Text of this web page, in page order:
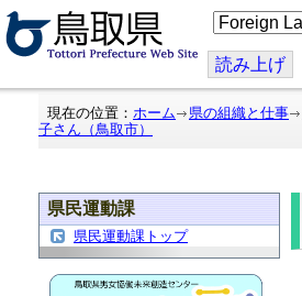
こ
の
ジ
を
翻
読み上げ
現在の位置： ホーム 県の組織と仕事
子さん（鳥取市）
県民運動課
県民運動課トップ